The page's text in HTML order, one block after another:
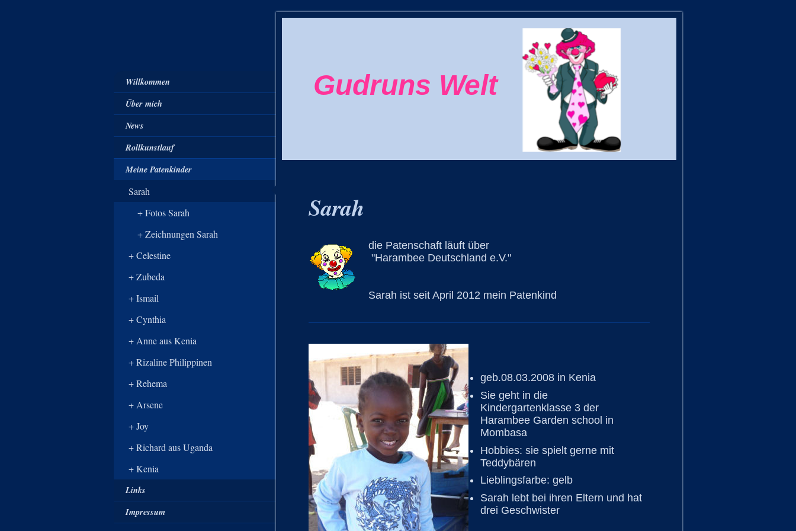
Gudruns Welt
Sarah
die Patenschaft läuft über
"Harambee Deutschland e.V."
Sarah ist seit April 2012 mein Patenkind
geb.08.03.2008 in Kenia
Sie geht in die
Kindergartenklasse 3 der
Harambee Garden school in
Mombasa
Hobbies: sie spielt gerne mit
Teddybären
Lieblingsfarbe: gelb
Sarah lebt bei ihren Eltern und hat
drei Geschwister
Willkommen
Über mich
News
Rollkunstlauf
Meine Patenkinder
Sarah
Fotos Sarah
Zeichnungen Sarah
Celestine
Zubeda
Ismail
Cynthia
Anne aus Kenia
Rizaline Philippinen
Rehema
Arsene
Joy
Richard aus Uganda
Kenia
Links
Impressum